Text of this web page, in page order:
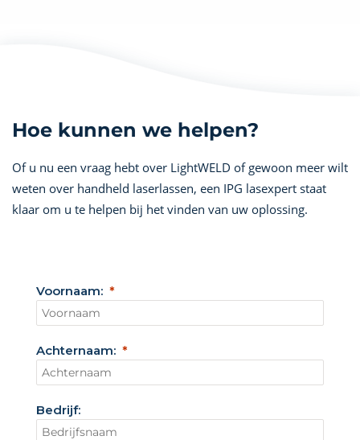
Hoe kunnen we helpen?
Of u nu een vraag hebt over LightWELD of gewoon meer wilt
weten over handheld laserlassen, een IPG lasexpert staat
klaar om u te helpen bij het vinden van uw oplossing.
Voornaam:
Achternaam:
Bedrijf: